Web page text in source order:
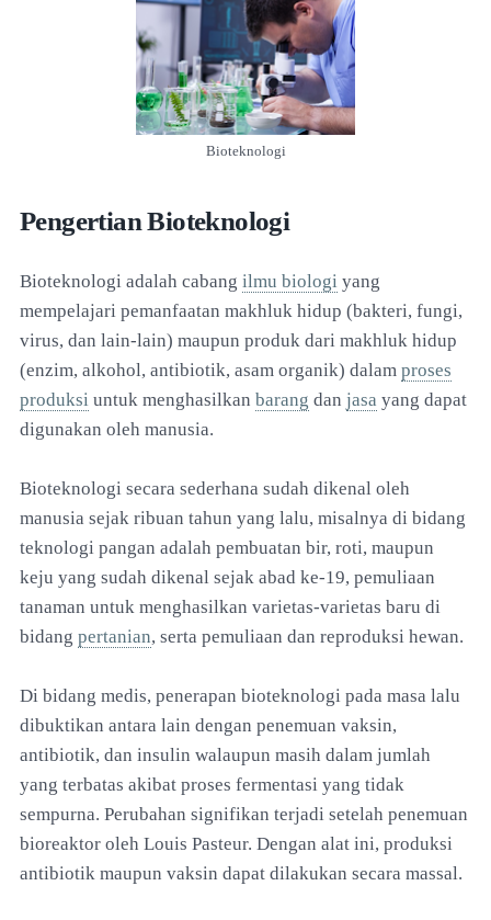
Bioteknologi
Pengertian Bioteknologi
Bioteknologi adalah cabang ilmu biologi yang
mempelajari pemanfaatan makhluk hidup (bakteri, fungi,
virus, dan lain-lain) maupun produk dari makhluk hidup
(enzim, alkohol, antibiotik, asam organik) dalam proses
produksi untuk menghasilkan barang dan jasa yang dapat
digunakan oleh manusia.
Bioteknologi secara sederhana sudah dikenal oleh
manusia sejak ribuan tahun yang lalu, misalnya di bidang
teknologi pangan adalah pembuatan bir, roti, maupun
keju yang sudah dikenal sejak abad ke-19, pemuliaan
tanaman untuk menghasilkan varietas-varietas baru di
bidang pertanian, serta pemuliaan dan reproduksi hewan.
Di bidang medis, penerapan bioteknologi pada masa lalu
dibuktikan antara lain dengan penemuan vaksin,
antibiotik, dan insulin walaupun masih dalam jumlah
yang terbatas akibat proses fermentasi yang tidak
sempurna. Perubahan signifikan terjadi setelah penemuan
bioreaktor oleh Louis Pasteur. Dengan alat ini, produksi
antibiotik maupun vaksin dapat dilakukan secara massal.